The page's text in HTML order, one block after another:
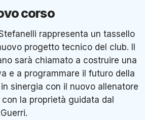
corso
rappresenta un tassello
progetto tecnico del club. Il
sarà chiamato a costruire una
e a programmare il futuro della
sinergia con il nuovo allenatore
la proprietà guidata dal